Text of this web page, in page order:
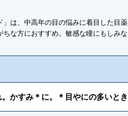
」は、中高年の目の悩みに着目した
ちな方におすすめ。敏感な瞳にもしみ
かすみ＊に。＊目やにの多いと